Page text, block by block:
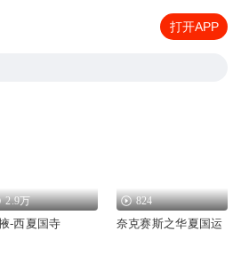
打开APP
2.9万
-西夏国寺
824
奈克赛斯之华夏国运